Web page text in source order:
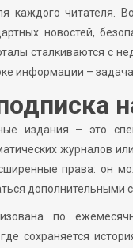
каждого читателя.
новостей,
сталкиваются с
информации –
издания – это
журналов
права: он
дополнительными
по
сохраняется